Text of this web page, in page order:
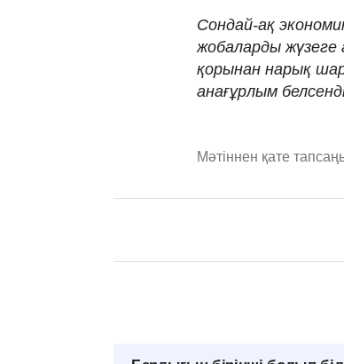
Сондай-ақ
жобаларды жүзеге
қорынан нарық
анағұрлым
Мәтіннен қате